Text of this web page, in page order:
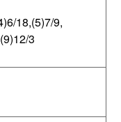
18,(5)7/9,
3